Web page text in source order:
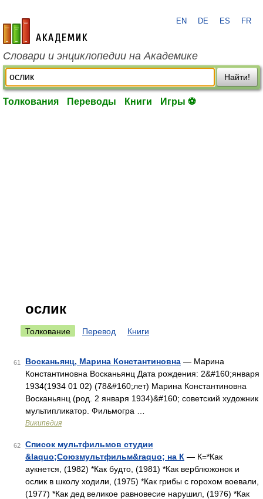
academic.ru
EN DE ES FR
Словари и энциклопедии на Академике
Найти!
Толкования Переводы Книги Игры ⚽
ослик
Толкование Перевод Книги
61 Восканьянц, Марина Константиновна — Марина
Константиновна Восканьянц Дата рождения: 2&#160;января
1934(1934 01 02) (78&#160;лет) Марина Константиновна
Восканьянц (род. 2 января 1934)&#160; советский художник
мультипликатор. Фильмогра …
Википедия
62
Список мультфильмов студии
&laquo;Союзмультфильм&raquo; на К — К=*Как
аукнется, (1982) *Как будто, (1981) *Как верблюжонок и
ослик в школу ходили, (1975) *Как грибы с горохом воевали,
(1977) *Как дед великое равновесие нарушил, (1976) *Как